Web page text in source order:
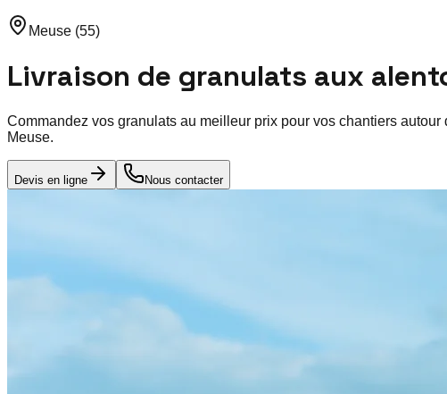
Meuse (55)
Livraison de granulats aux
Commandez vos granulats au meilleur prix pour vos chantiers autour
Meuse.
Devis en ligne Nous contacter